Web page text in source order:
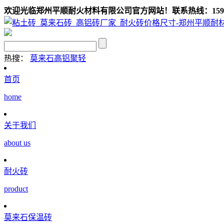
欢迎光临郑州平顺耐火材料有限公司官方网站！联系热线：
热搜： 莫来石高铝聚轻
首页
home
关于我们
about us
耐火砖
product
莫来石保温砖